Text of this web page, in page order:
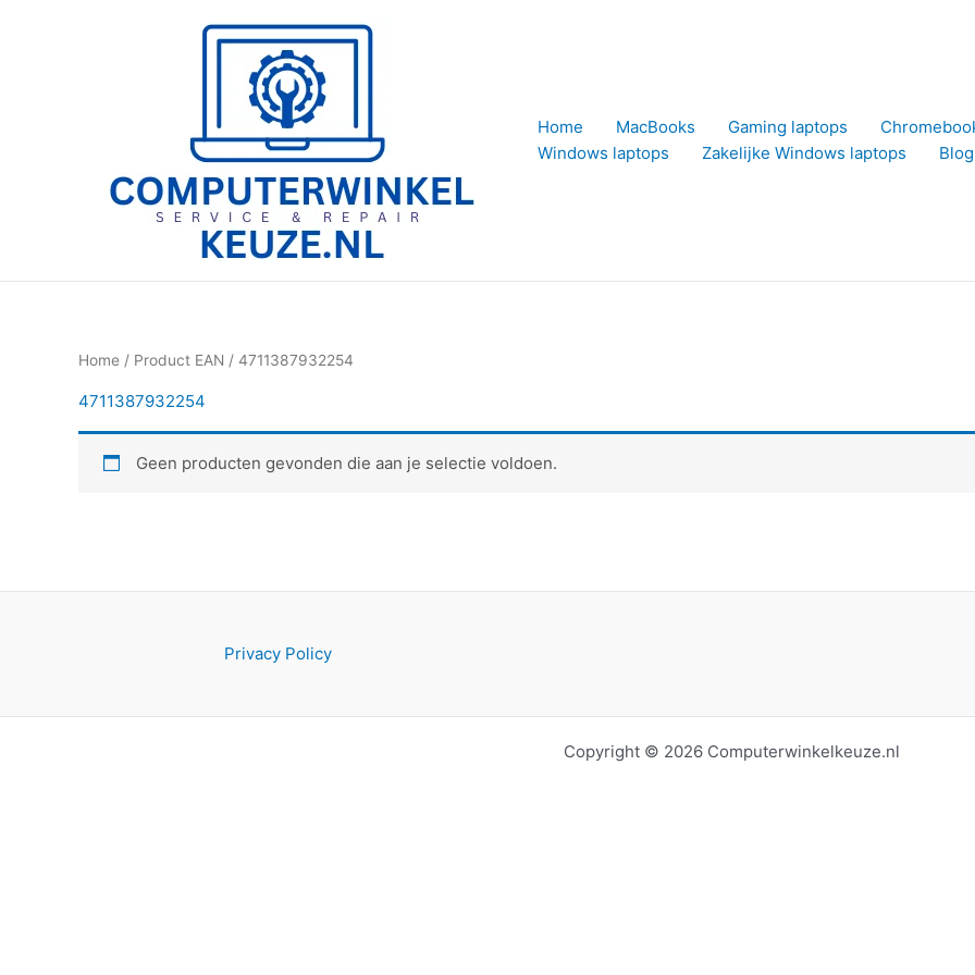
Home
MacBooks Gaming laptops
Windows laptops
Zakelijke Windows laptops Blog
Home / Product EAN / 4711387932254
4711387932254
Geen producten gevonden die aan je selectie voldoen.
Privacy Policy
Copyright © 2026 Computerwinkelkeuze.nl